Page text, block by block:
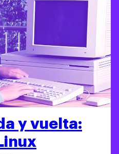
y vuelta: